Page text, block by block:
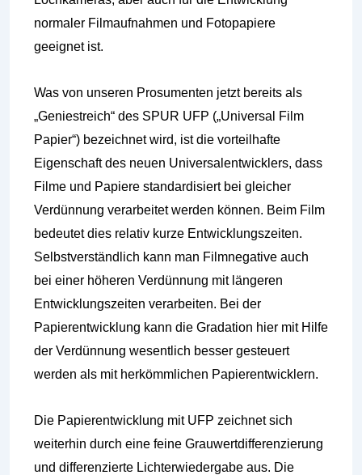
normaler Filmaufnahmen und Fotopapiere
geeignet ist.
Was von unseren Prosumenten jetzt bereits als
„Geniestreich“ des SPUR UFP („Universal Film
Papier“) bezeichnet wird, ist die vorteilhafte
Eigenschaft des neuen Universalentwicklers, dass
Filme und Papiere standardisiert bei gleicher
Verdünnung verarbeitet werden können. Beim Film
bedeutet dies relativ kurze Entwicklungszeiten.
Selbstverständlich kann man Filmnegative auch
bei einer höheren Verdünnung mit längeren
Entwicklungszeiten verarbeiten. Bei der
Papierentwicklung kann die Gradation hier mit Hilfe
der Verdünnung wesentlich besser gesteuert
werden als mit herkömmlichen Papierentwicklern.
Die Papierentwicklung mit UFP zeichnet sich
weiterhin durch eine feine Grauwertdifferenzierung
und differenzierte Lichterwiedergabe aus. Die